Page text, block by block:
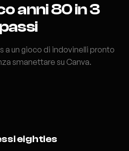
anni 80 in 3
passi
a un gioco di indovinelli pronto
smanettare su Canva.
eighties